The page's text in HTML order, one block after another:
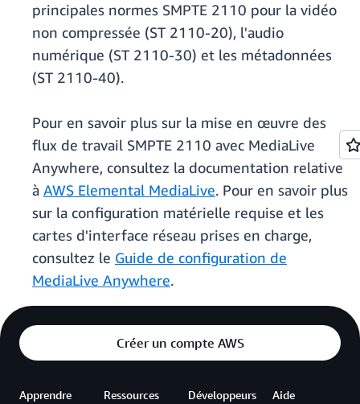
principales normes SMPTE 2110 pour la vidéo
non compressée (ST 2110-20), l'audio
numérique (ST 2110-30) et les métadonnées
(ST 2110-40).
Pour en savoir plus sur la mise en œuvre des
flux de travail SMPTE 2110 avec MediaLive
Anywhere, consultez la documentation relative
à AWS Elemental MediaLive. Pour en savoir plus
sur la configuration matérielle requise et les
cartes d'interface réseau prises en charge,
consultez le Guide de configuration de
MediaLive Anywhere.
Créer un compte AWS
Apprendre Ressources Développeurs Aide